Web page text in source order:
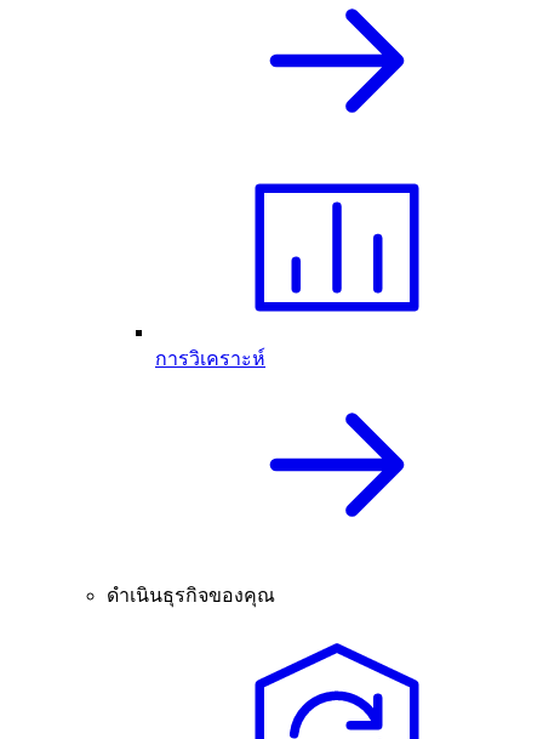
การวิเคราะห์
ดำเนินธุรกิจของคุณ